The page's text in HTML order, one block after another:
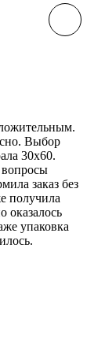
Выбор
30х60.
заказ без
получила
оказалось
упаковка